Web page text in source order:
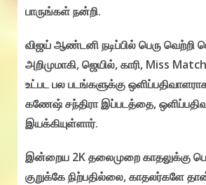
பாருங்கள் நன்றி.
விஜய் ஆண்டனி நடிப்பில் பெரு வெற்றி
அறிமுமாகி, ஜெயில், காரி, Miss
உட்பட பல படங்களுக்கு
கணேஷ் சந்திரா இப்படத்தை,
இயக்கியுள்ளார்.
இன்றைய 2K தலைமுறை காதலுக்கு
குறுக்கே நிற்பதில்லை, காதலர்களே